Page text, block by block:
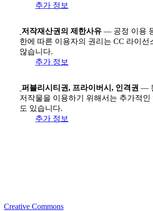
추가 정보
저작재산권의 제한사유 — 공정 이용
한에 따른 이용자의 권리는 CC 라이선
않습니다.
추가 정보
퍼블리시티권, 프라이버시, 인격권 —
저작물을 이용하기 위해서는 추가적인
도 있습니다.
추가 정보
Creative Commons